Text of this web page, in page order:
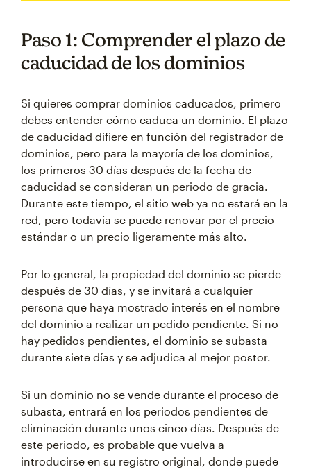
Paso 1: Comprender el plazo de
caducidad de los dominios
Si quieres comprar dominios caducados, primero
debes entender cómo caduca un dominio. El plazo
de caducidad difiere en función del registrador de
dominios, pero para la mayoría de los dominios,
los primeros 30 días después de la fecha de
caducidad se consideran un periodo de gracia.
Durante este tiempo, el sitio web ya no estará en la
red, pero todavía se puede renovar por el precio
estándar o un precio ligeramente más alto.
Por lo general, la propiedad del dominio se pierde
después de 30 días, y se invitará a cualquier
persona que haya mostrado interés en el nombre
del dominio a realizar un pedido pendiente. Si no
hay pedidos pendientes, el dominio se subasta
durante siete días y se adjudica al mejor postor.
Si un dominio no se vende durante el proceso de
subasta, entrará en los periodos pendientes de
eliminación durante unos cinco días. Después de
este periodo, es probable que vuelva a
introducirse en su registro original, donde puede